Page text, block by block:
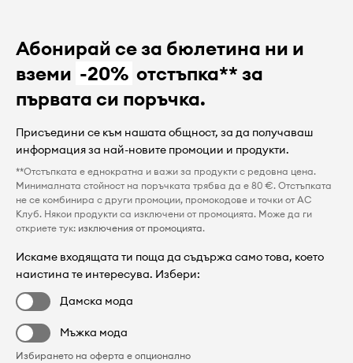
Абонирай се за бюлетина ни и
вземи -20% отстъпка** за
първата си поръчка.
Присъедини се към нашата общност, за да получаваш
информация за най-новите промоции и продукти.
**Отстъпката е еднократна и важи за продукти с редовна цена.
Минималната стойност на поръчката трябва да е 80 €. Отстъпката
не се комбинира с други промоции, промокодове и точки от AC
Клуб. Някои продукти са изключени от промоцията. Може да ги
откриете тук: изключения от промоцията.
Искаме входящата ти поща да съдържа само това, което
наистина те интересува. Избери:
Дамска мода
Мъжка мода
Избирането на оферта е опционално